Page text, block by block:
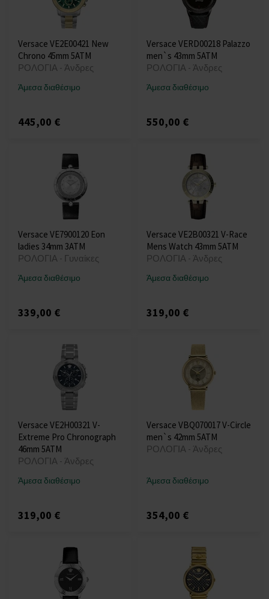
Versace VE2E00421 New
Chrono 45mm 5ATM
ΡΟΛΟΓΙΑ - Άνδρες
Άμεσα διαθέσιμο
445,00 €
Versace VERD00218 Palazzo
men`s 43mm 5ATM
ΡΟΛΟΓΙΑ - Άνδρες
Άμεσα διαθέσιμο
550,00 €
Versace VE7900120 Eon
ladies 34mm 3ATM
ΡΟΛΟΓΙΑ - Γυναίκες
Άμεσα διαθέσιμο
339,00 €
Versace VE2B00321 V-Race
Mens Watch 43mm 5ATM
ΡΟΛΟΓΙΑ - Άνδρες
Άμεσα διαθέσιμο
319,00 €
Versace VE2H00321 V-
Extreme Pro Chronograph
46mm 5ATM
ΡΟΛΟΓΙΑ - Άνδρες
Άμεσα διαθέσιμο
319,00 €
Versace VBQ070017 V-Circle
men`s 42mm 5ATM
ΡΟΛΟΓΙΑ - Άνδρες
Άμεσα διαθέσιμο
354,00 €